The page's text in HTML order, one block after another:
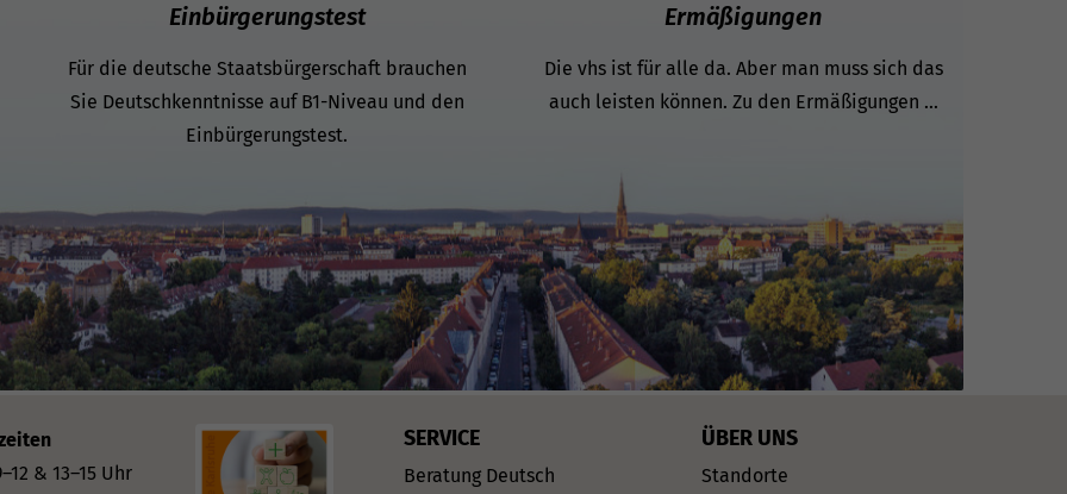
Einbürgerungstest
Für die deutsche Staatsbürgerschaft brauchen
Sie Deutschkenntnisse auf B1-Niveau und den
Einbürgerungstest.
Ermäßigungen
Die vhs ist für alle da. Aber man muss sich das
auch leisten können. Zu den Ermäßigungen ...
& 13–15 Uhr
SERVICE
Beratung Deutsch
ÜBER UNS
Standorte